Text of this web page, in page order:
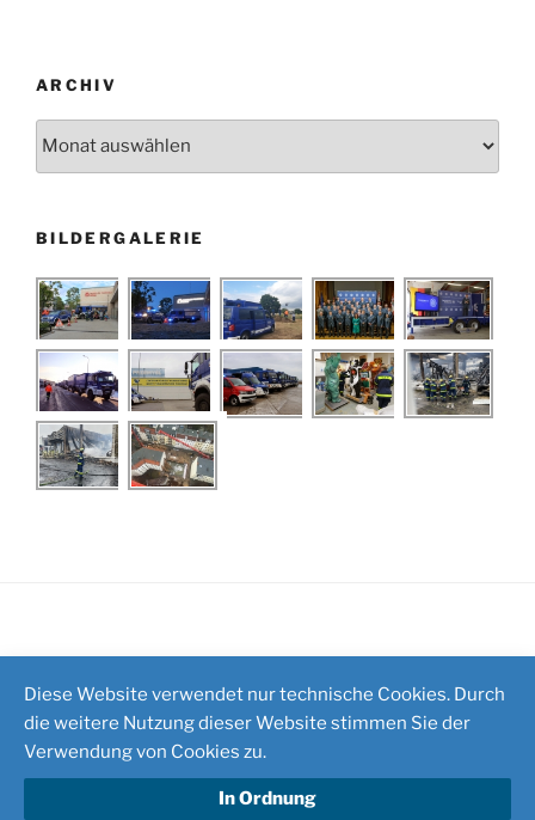
ARCHIV
BILDERGALERIE
Diese Website verwendet nur technische Cookies. Durch
die weitere Nutzung dieser Website stimmen Sie der
Verwendung von Cookies zu.
In Ordnung